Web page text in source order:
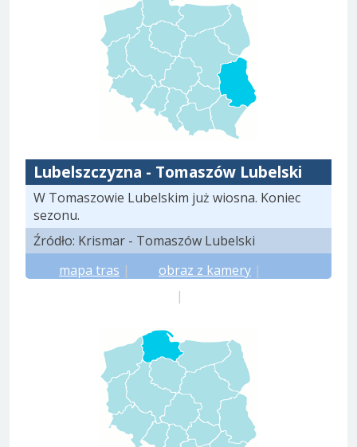
Lubelszczyzna - Tomaszów Lubelski
W Tomaszowie Lubelskim już wiosna. Koniec
sezonu.
Źródło: Krismar - Tomaszów Lubelski
mapa tras | obraz z kamery |
|